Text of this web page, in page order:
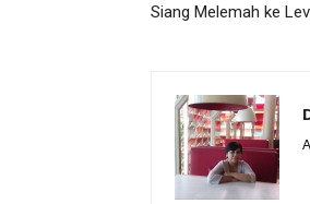
Siang Melemah ke